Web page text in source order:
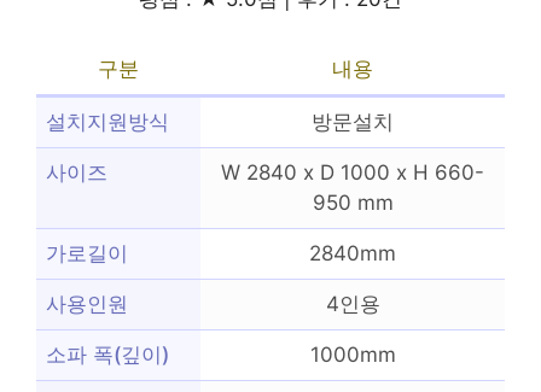
구분 내용
설치지원방식 방문설치
사이즈
W 2840 x D 1000 x H 660-
950 mm
가로길이 2840mm
사용인원 4인용
소파 폭(깊이) 1000mm